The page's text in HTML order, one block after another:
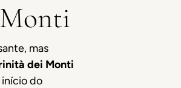
mas
dei Monti
início do